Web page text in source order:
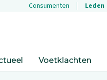
Consumenten Leden
Voetklachten